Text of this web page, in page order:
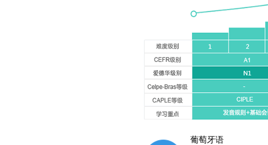
葡萄牙语